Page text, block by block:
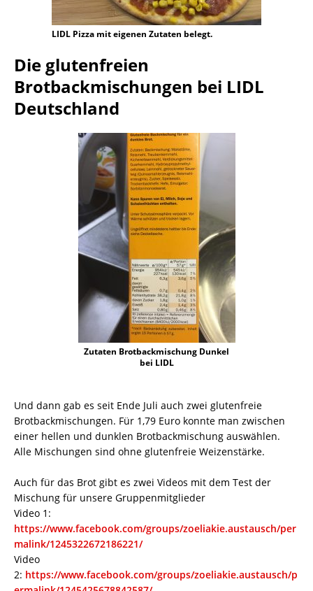
LIDL Pizza mit eigenen Zutaten belegt.
Die glutenfreien
Brotbackmischungen bei LIDL
Deutschland
Zutaten Brotbackmischung Dunkel
bei LIDL
Und dann gab es seit Ende Juli auch zwei glutenfreie
Brotbackmischungen. Für 1,79 Euro konnte man zwischen
einer hellen und dunklen Brotbackmischung auswählen.
Alle Mischungen sind ohne glutenfreie Weizenstärke.
Auch für das Brot gibt es zwei Videos mit dem Test der
Mischung für unsere Gruppenmitglieder
Video 1:
https://www.facebook.com/groups/zoeliakie.austausch/per
malink/1245322672186221/
Video
2: https://www.facebook.com/groups/zoeliakie.austausch/p